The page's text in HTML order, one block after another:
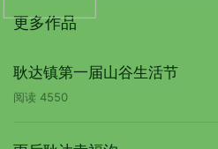
更多作品
耿达镇第一届山谷生活节
阅读 4550